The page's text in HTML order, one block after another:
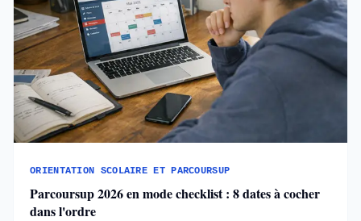
ORIENTATION SCOLAIRE ET PARCOURSUP
Parcoursup 2026 en mode checklist : 8 dates à cocher
dans l'ordre